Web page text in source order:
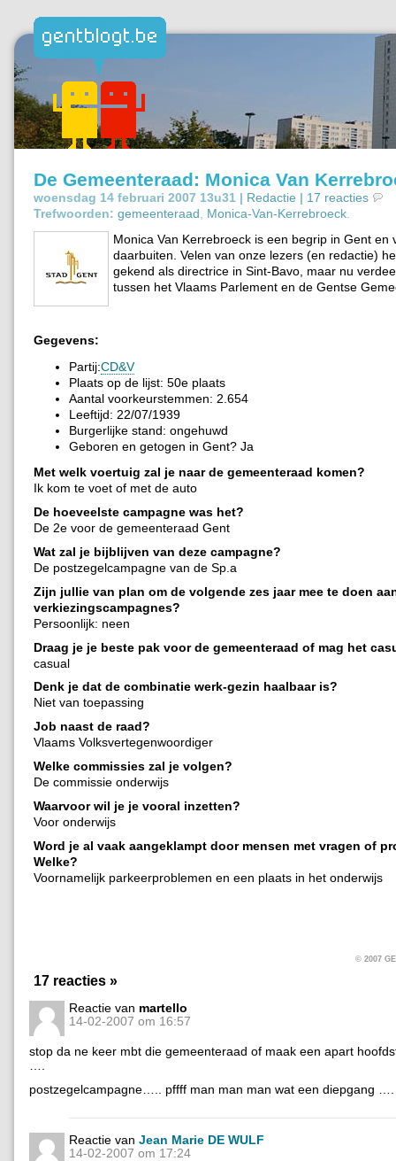
De Gemeenteraad: Monica Van
woensdag 14 februari 2007 13u31 | Redactie | 17 reacties
Trefwoorden: gemeenteraad Monica-Van-Kerrebroeck
Monica Van Kerrebroeck is een begrip in Gent en
daarbuiten. Velen van onze lezers (en redactie)
gekend als directrice in Sint-Bavo, maar nu
tussen het Vlaams Parlement en de Gentse
Gegevens:
Partij:CD&V
Plaats op de lijst: 50e plaats
Aantal voorkeurstemmen: 2.654
Leeftijd: 22/07/1939
Burgerlijke stand: ongehuwd
Geboren en getogen in Gent? Ja
Met welk voertuig zal je naar de gemeenteraad komen?
Ik kom te voet of met de auto
De hoeveelste campagne was het?
De 2e voor de gemeenteraad Gent
Wat zal je bijblijven van deze campagne?
De postzegelcampagne van de Sp.a
Zijn jullie van plan om de volgende zes jaar mee te doen
verkiezingscampagnes?
Persoonlijk: neen
Draag je je beste pak voor de gemeenteraad of mag het
casual
Denk je dat de combinatie werk-gezin haalbaar is?
Niet van toepassing
Job naast de raad?
Vlaams Volksvertegenwoordiger
Welke commissies zal je volgen?
De commissie onderwijs
Waarvoor wil je je vooral inzetten?
Voor onderwijs
Word je al vaak aangeklampt door mensen met vragen of
Welke?
Voornamelijk parkeerproblemen en een plaats in het onderwijs
© 2007
17 reacties »
Reactie van martello
14-02-2007 om 16:57
stop da ne keer mbt die gemeenteraad of maak een apart
postzegelcampagne….. pffff man man man wat een diepgang ….
Reactie van Jean Marie DE WULF
14-02-2007 om 17:24